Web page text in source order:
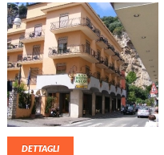
DETTAGLI